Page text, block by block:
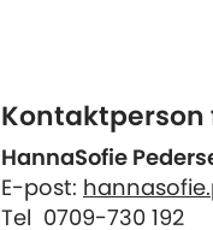
Kontaktperson
HannaSofie
E-post:
Tel 0709-730 192